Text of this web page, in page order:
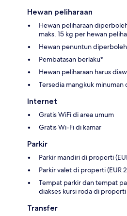
Hewan peliharaan
Hewan peliharaan
maks. 15 kg per hewan
Hewan penuntun
Pembatasan berlaku*
Hewan peliharaan harus
Tersedia mangkuk minuman
Internet
Gratis WiFi di area umum
Gratis Wi-Fi di kamar
Parkir
Parkir mandiri di properti
Parkir valet di properti (EUR
Tempat parkir dan tempat
diakses kursi roda di properti
Transfer